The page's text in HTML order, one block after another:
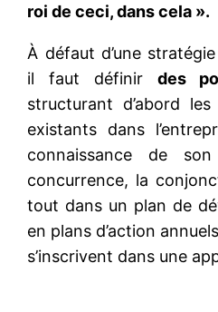
roi de ceci, dans cela ».
À défaut d’une
il faut définir des
structurant d’abord
existants dans
connaissance de
concurrence, la
tout dans un plan de
en plans d’action
s’inscrivent dans une